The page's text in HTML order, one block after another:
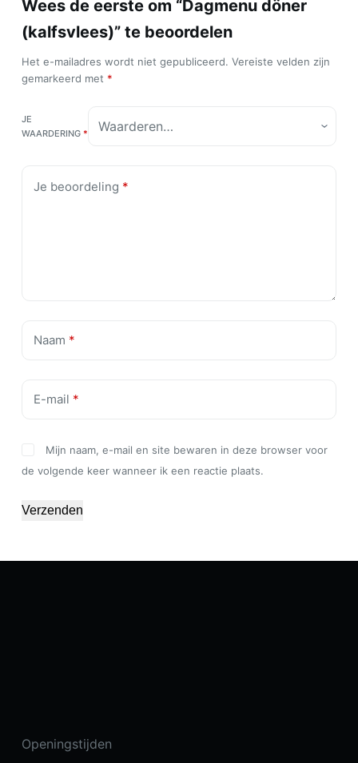
Wees de eerste om “Dagmenu döner
(kalfsvlees)” te beoordelen
Het e-mailadres wordt niet gepubliceerd. Vereiste velden zijn
gemarkeerd met *
JE
WAARDERING *
Je beoordeling *
Naam *
E-mail *
Mijn naam, e-mail en site bewaren in deze browser voor
de volgende keer wanneer ik een reactie plaats.
Verzenden
Openingstijden